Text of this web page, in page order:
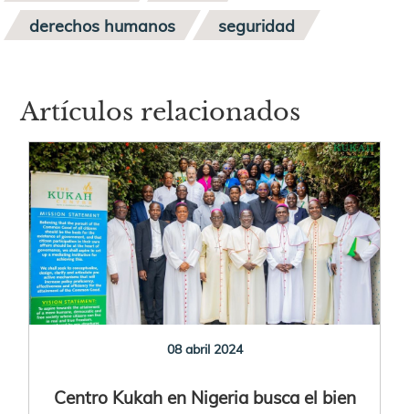
derechos humanos
seguridad
Artículos relacionados
08 abril 2024
Centro Kukah en Nigeria busca el bien